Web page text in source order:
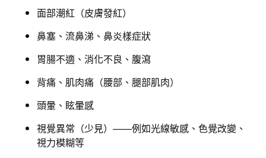
面部潮紅（皮膚發紅）​
鼻塞、流鼻涕、鼻炎樣症狀
胃腸不適、消化不良、腹瀉
背痛、肌肉痛（腰部、腿部肌肉）
頭暈、眩暈感
視覺異常（少見）——例如光線敏感、色覺改變、
視力模糊等